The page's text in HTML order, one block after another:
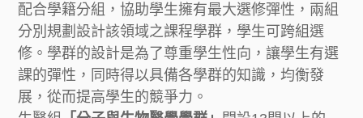
配合學籍分組，協助學生擁有最大選修彈性，兩組
分別規劃設計該領域之課程學群，學生可跨組選
修。學群的設計是為了尊重學生性向，讓學生有選
課的彈性，同時得以具備各學群的知識，均衡發
展，從而提高學生的競爭力。